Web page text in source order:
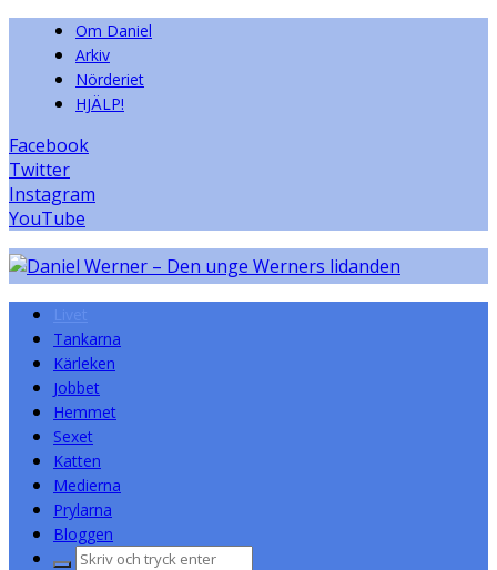
Om Daniel
Arkiv
Nörderiet
HJÄLP!
Facebook
Twitter
Instagram
YouTube
Tankarna
Kärleken
Jobbet
Hemmet
Sexet
Katten
Medierna
Prylarna
Bloggen
Sök